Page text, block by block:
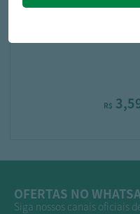
R$
OFERTAS NO
Siga nossos canais oficiais